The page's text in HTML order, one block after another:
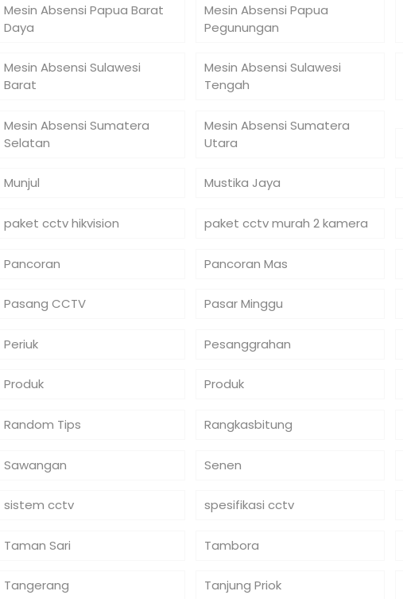
Mesin Absensi Papua Barat
Daya
Mesin Absensi Papua
Pegunungan
Mesin Absensi Sulawesi
Barat
Mesin Absensi Sulawesi
Tengah
Mesin Absensi Sumatera
Selatan
Mesin Absensi Sumatera
Utara
Munjul Mustika Jaya
paket cctv hikvision paket cctv murah 2 kamera
Pancoran Pancoran Mas
Pasang CCTV Pasar Minggu
Periuk Pesanggrahan
Produk Produk
Random Tips Rangkasbitung
Sawangan Senen
sistem cctv spesifikasi cctv
Taman Sari Tambora
Tangerang Tanjung Priok